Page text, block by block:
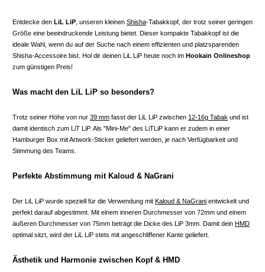
Entdecke den LiL LiP , unseren kleinen Shisha-Tabakkopf, der trotz seiner geringen
Größe eine beeindruckende Leistung bietet. Dieser kompakte Tabakkopf ist die
ideale Wahl, wenn du auf der Suche nach einem effizienten und platzsparenden
Shisha-Accessoire bist. Hol dir deinen LiL LiP heute noch im Hookain Onlineshop
zum günstigen Preis!
Was macht den LiL LiP so besonders?
Trotz seiner Höhe von nur 39 mm fasst der LiL LiP zwischen 12-16g Tabak und ist
damit identisch zum LiT LiP. Als "Mini-Me" des LiTLiP kann er zudem in einer
Hamburger Box mit Artwork-Sticker geliefert werden, je nach Verfügbarkeit und
Stimmung des Teams.
Perfekte Abstimmung mit Kaloud & NaGrani
Der LiL LiP wurde speziell für die Verwendung mit Kaloud & NaGrani entwickelt und
perfekt darauf abgestimmt. Mit einem inneren Durchmesser von 72mm und einem
äußeren Durchmesser von 75mm beträgt die Dicke des LiP 3mm. Damit dein HMD
optimal sitzt, wird der LiL LiP stets mit angeschliffener Kante geliefert.
Ästhetik und Harmonie zwischen Kopf & HMD